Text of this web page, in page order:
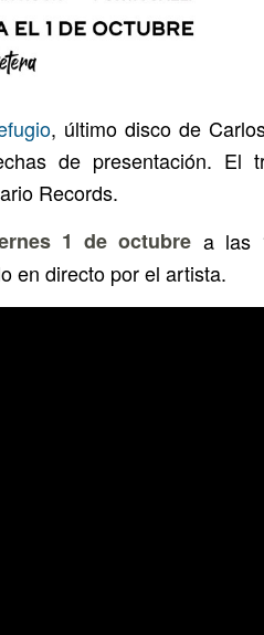
, último disco de
de presentación. El
Records.
1 de octubre a las
en directo por el artista.